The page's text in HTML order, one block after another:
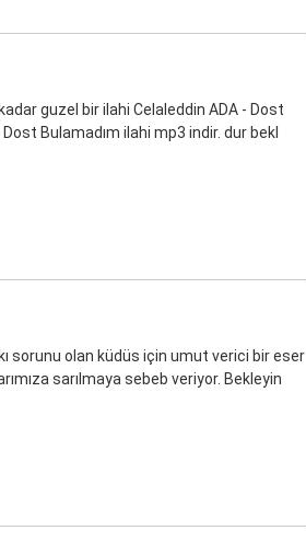
guzel bir ilahi Celaleddin ADA - Dost
Bulamadım ilahi mp3 indir. dur bekl
sorunu olan küdüs için umut verici bir eser
sarılmaya sebeb veriyor. Bekleyin